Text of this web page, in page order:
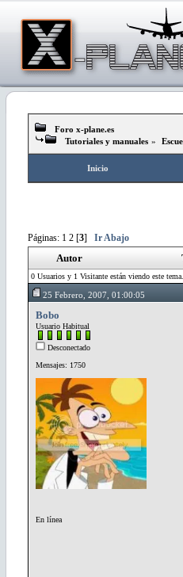
Foro x-plane.es
Tutoriales y manuales »
Inicio
Páginas: 1 2 [3] Ir Abajo
Autor
0 Usuarios y 1 Visitante están viendo este tema.
25 Febrero, 2007, 01:00:05
Bobo
Usuario Habitual
Desconectado
Mensajes: 1750
En línea